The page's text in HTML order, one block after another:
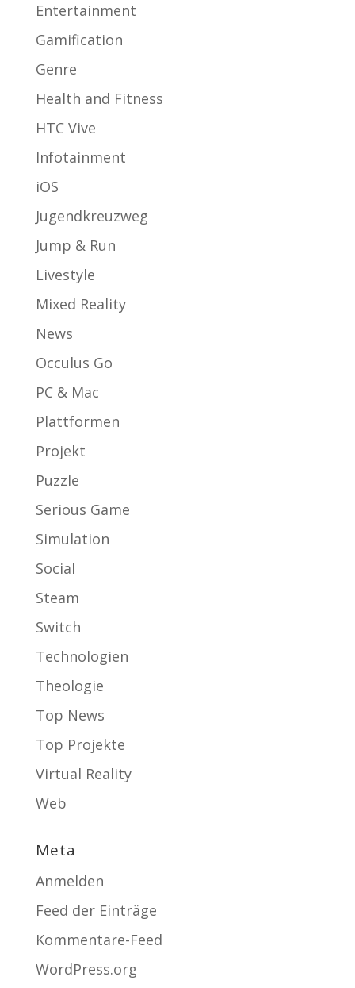
Entertainment
Gamification
Genre
Health and Fitness
HTC Vive
Infotainment
iOS
Jugendkreuzweg
Jump & Run
Livestyle
Mixed Reality
News
Occulus Go
PC & Mac
Plattformen
Projekt
Puzzle
Serious Game
Simulation
Social
Steam
Switch
Technologien
Theologie
Top News
Top Projekte
Virtual Reality
Web
Meta
Anmelden
Feed der Einträge
Kommentare-Feed
WordPress.org